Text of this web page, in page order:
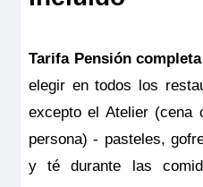
Tarifa Pensión completa
elegir en todos los
excepto el Atelier (cena
persona) - pasteles,
y té durante las